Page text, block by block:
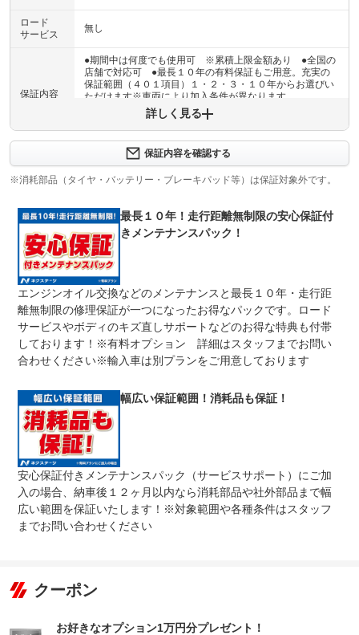
ロード
サービス
無し
保証内容
●期間中は何度でも使用可 ※累積上限金額あり ●全国の
店舗で対応可 ●最長１０年の有料保証もご用意。充実の
保証範囲（４０１項目）１・２・３・１０年からお選びい
ただけます※車両により加入条件が異なります
保証項目
３ヶ月・３０００ｋｍ以内ならエンジン、トランスミッシ
ョン、ハイブリッド、ステアリング、ブレーキの各機構に
おける主要項目を無償修理（または交換）いたします。
修理回数 無制限
上限金額
車両本体価格
期間中は何度でも修理可能！修理金額は車両本体価格の１
００％までしっかり保証します。車両本体価格５０万円以
下の場合は５０万円まで保証します。
免責金
無し
保証修理の対象となる場合は、お客様の費用負担は一切ご
ざいません。
保証修理
受付先
全国のネクステージで受付可能！ご遠方でネクステージに
持ち込めないお客様も保証修理はお受け頂けます。詳細
法定整備
整備付 法定12ヶ月または法定24ヶ月点検整備付
※車検なし・車検整備付の場合は法定24ヶ月点検整備付
※商用車は6ヶ月または12ヶ月点検整備付
法定整備
について
１．契約後～納車までに法定点検を実施致します。 ２．
支払総額に整備代金を含んでおります。 ３．点検記録簿
が発行されます。
詳しく見る
保証内容を確認する
※消耗部品（タイヤ・バッテリー・ブレーキパッド等）は保証対象外です。
最長１０年！走行距離無制限の安心保証付
きメンテナンスパック！
エンジンオイル交換などのメンテナンスと最長１０年・走行距
離無制限の修理保証が一つになったお得なパックです。ロード
サービスやボディのキズ直しサポートなどのお得な特典も付帯
しております！※有料オプション 詳細はスタッフまでお問い
合わせください※輸入車は別プランをご用意しております
幅広い保証範囲！消耗品も保証！
安心保証付きメンテナンスパック（サービスサポート）にご加
入の場合、納車後１２ヶ月以内なら消耗部品や社外部品まで幅
広い範囲を保証いたします！※対象範囲や各種条件はスタッフ
までお問い合わせください
クーポン
お好きなオプション1万円分プレゼント！